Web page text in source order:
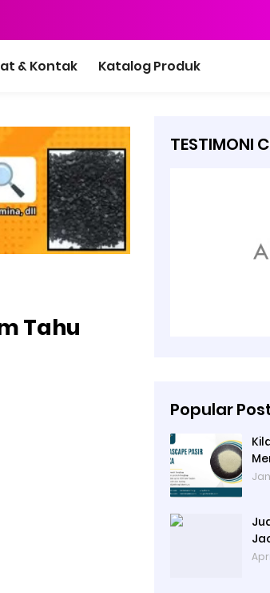
& Kontak Katalog Produk
Tahu
TESTIMONI
Popular